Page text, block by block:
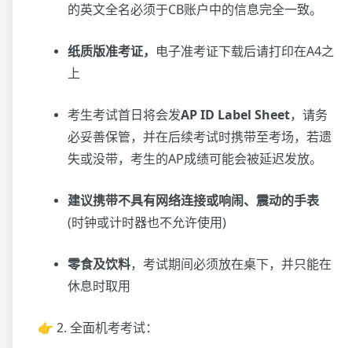
的英文全名必须于CB账户中的信息完全一致。
纸质版准考证， 电子准考证下载后请打印在A4之
上
考生考试首日将会发AP ID Label Sheet，请务
必妥善保管，并在后续考试时携带至考场，若遗
失或没带，考生的AP成绩可能会被延迟发放。
建议携带不具有网络连接或响闹、震动的手表
(时钟或计时器也不允许使用)
零食及饮料，考试期间必须放在桌下，并只能在
休息时取用
👉 2. 全面机考考试：